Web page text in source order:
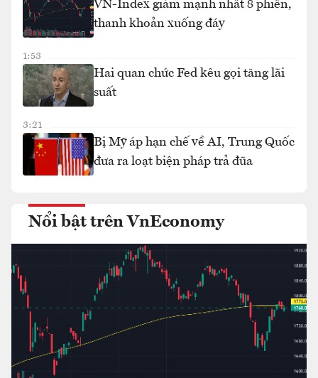
VN-Index giảm mạnh nhất 8 phiên,
thanh khoản xuống đáy
1:53
Hai quan chức Fed kêu gọi tăng lãi
suất
3:21
Bị Mỹ áp hạn chế về AI, Trung Quốc
đưa ra loạt biện pháp trả đũa
Nổi bật trên VnEconomy